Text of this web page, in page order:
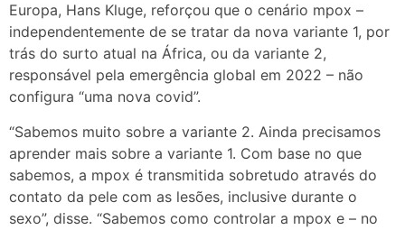
Europa, Hans Kluge, reforçou que o cenário mpox –
independentemente de se tratar da nova variante 1, por
trás do surto atual na África, ou da variante 2,
responsável pela emergência global em 2022 – não
configura “uma nova covid”.
“Sabemos muito sobre a variante 2. Ainda precisamos
aprender mais sobre a variante 1. Com base no que
sabemos, a mpox é transmitida sobretudo através do
contato da pele com as lesões, inclusive durante o
sexo”, disse. “Sabemos como controlar a mpox e – no